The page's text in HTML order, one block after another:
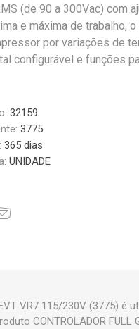
(de 90 a 300Vac) com
e máxima de trabalho,
por variações de
configurável e funções
32159
3775
365 dias
UNIDADE
VR7 115/230V (3775)
CONTROLADOR FULL